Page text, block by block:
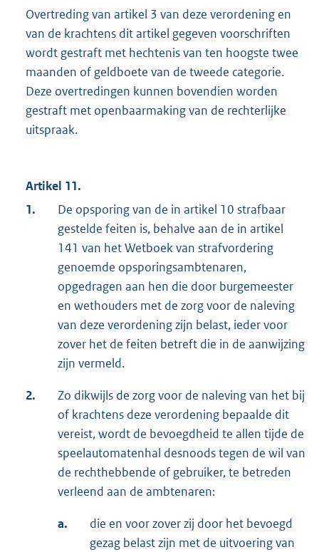
Overtreding van artikel 3 van deze verordening en
van de krachtens dit artikel gegeven voorschriften
wordt gestraft met hechtenis van ten hoogste twee
maanden of geldboete van de tweede categorie.
Deze overtredingen kunnen bovendien worden
gestraft met openbaarmaking van de rechterlijke
uitspraak.
Artikel 11.
1.
De opsporing van de in artikel 10 strafbaar
gestelde feiten is, behalve aan de in artikel
141 van het Wetboek van strafvordering
genoemde opsporingsambtenaren,
opgedragen aan hen die door burgemeester
en wethouders met de zorg voor de naleving
van deze verordening zijn belast, ieder voor
zover het de feiten betreft die in de aanwijzing
zijn vermeld.
2.
Zo dikwijls de zorg voor de naleving van het bij
of krachtens deze verordening bepaalde dit
vereist, wordt de bevoegdheid te allen tijde de
speelautomatenhal desnoods tegen de wil van
de rechthebbende of gebruiker, te betreden
verleend aan de ambtenaren:
a.
die en voor zover zij door het bevoegd
gezag belast zijn met de uitvoering van